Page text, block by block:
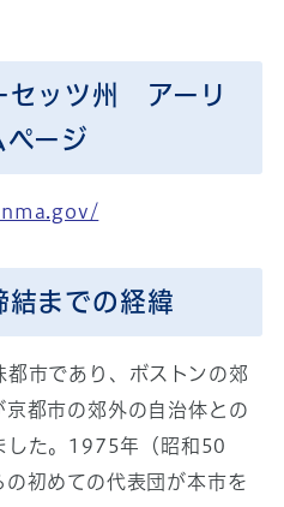
セッツ州 アーリ
ページ
結までの経緯
市であり、ボストンの郊
都市の郊外の自治体との
した。1975年（昭和50
初めての代表団が本市を